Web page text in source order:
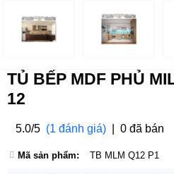
TỦ BẾP MDF PHỦ
12
5.0/5 (1 đánh giá) 0 đã bán
Mã sản phẩm: TB MLM Q12 P1